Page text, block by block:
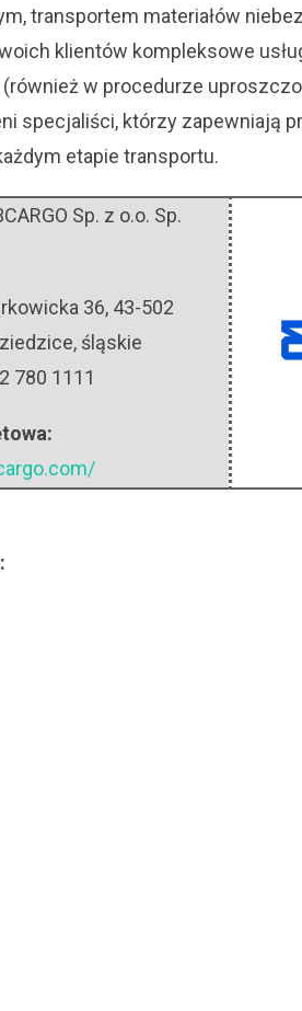
transportem materiałów
klientów kompleksowe
w procedurze
specjaliści, którzy zapewniają
etapie transportu.
Sp. z o.o. Sp.
36, 43-502
, śląskie
780 1111